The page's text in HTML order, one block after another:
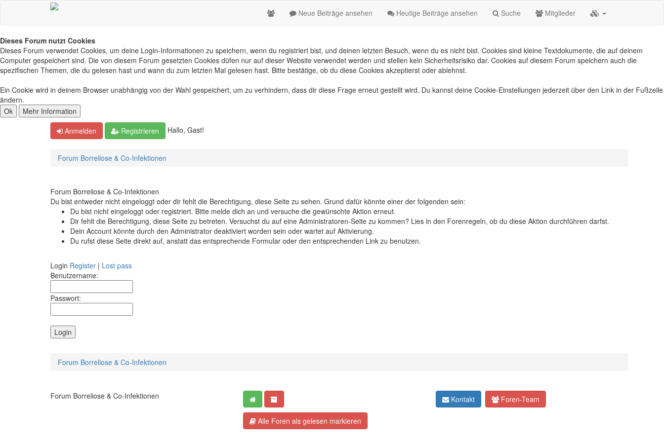
Neue Beiträge ansehen Heutige Beiträge ansehen Suche Mitglieder
Dieses Forum nutzt Cookies
Dieses Forum verwendet Cookies, um deine Login-Informationen zu speichern, wenn du registriert bist, und deinen letzten Besuch, wenn du es nicht bist. Cookies sind kleine Textdokumente, die auf deinem
Computer gespeichert sind. Die von diesem Forum gesetzten Cookies düfen nur auf dieser Website verwendet werden und stellen kein Sicherheitsrisiko dar. Cookies auf diesem Forum speichern auch die
spezifischen Themen, die du gelesen hast und wann du zum letzten Mal gelesen hast. Bitte bestätige, ob du diese Cookies akzeptierst oder ablehnst.
Ein Cookie wird in deinem Browser unabhängig von der Wahl gespeichert, um zu verhindern, dass dir diese Frage erneut gestellt wird. Du kannst deine Cookie-Einstellungen jederzeit über den Link in der Fußzeile
ändern.
Anmelden Registrieren Hallo, Gast!
Forum Borreliose & Co-Infektionen
Forum Borreliose & Co-Infektionen
Du bist entweder nicht eingeloggt oder dir fehlt die Berechtigung, diese Seite zu sehen. Grund dafür könnte einer der folgenden sein:
Du bist nicht eingeloggt oder registriert. Bitte melde dich an und versuche die gewünschte Aktion erneut.
Dir fehlt die Berechtigung, diese Seite zu betreten. Versuchst du auf eine Administratoren-Seite zu kommen? Lies in den Forenregeln, ob du diese Aktion durchführen darfst.
Dein Account könnte durch den Administrator deaktiviert worden sein oder wartet auf Aktivierung.
Du rufst diese Seite direkt auf, anstatt das entsprechende Formular oder den entsprechenden Link zu benutzen.
Login Register | Lost pass
Benutzername:
Passwort:
Forum Borreliose & Co-Infektionen
Forum Borreliose & Co-Infektionen
Alle Foren als gelesen markieren
Kontakt Foren-Team